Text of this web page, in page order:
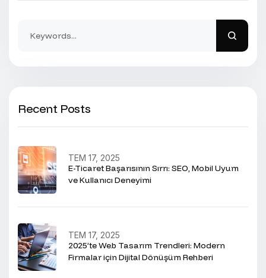
Recent Posts
E-Ticaret Başarısının Sırrı: SEO, Mobil Uyum
ve Kullanıcı Deneyimi
TEM 17, 2025
2025’te Web Tasarım Trendleri: Modern
Firmalar için Dijital Dönüşüm Rehberi
TEM 17, 2025